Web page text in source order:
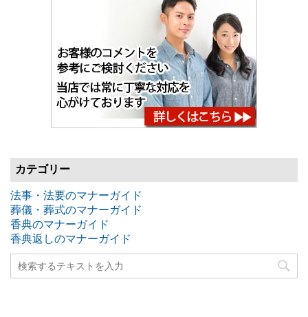
カテゴリー
法事・法要のマナーガイド
葬儀・葬式のマナーガイド
香典のマナーガイド
香典返しのマナーガイド